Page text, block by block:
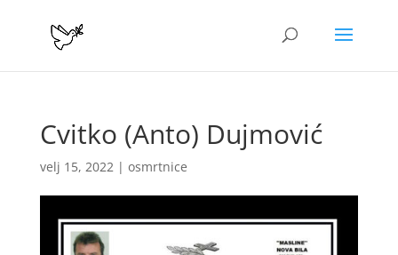
Cvitko (Anto) Dujmović
velj 15, 2022| osmrtnice